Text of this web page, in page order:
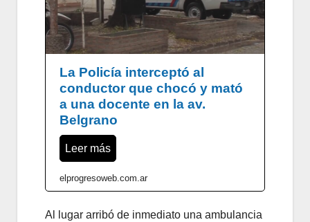
La Policía interceptó al
conductor que chocó y mató
a una docente en la av.
Belgrano
Leer más
elprogresoweb.com.ar
Al lugar arribó de inmediato una ambulancia